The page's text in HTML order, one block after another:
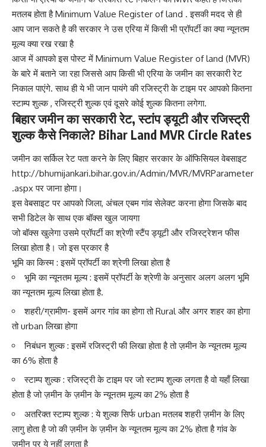
मतलब होता है Minimum Value Register of land . इसकी मदद से ही
आप जान सकते है की सरकार ने उस एरिया में किसी भी प्रॉपर्टी का क्या न्यूनतम
मूल्य क्या रख रखा है
आज में आपको इस पोस्ट में Minimum Value Register of land (MVR)
के बारे में बताने जा रहा जिससे आप किसी भी एरिया के जमीन का सरकारी रेट
निकाल पाएंगे. साथ ही ये भी जान पायंगे की रजिस्ट्री के टाइम पर आपको कितना
स्टाम्प शुल्क , रजिस्ट्री शुल्क एवं दूसरे कोई शुल्क कितना लगेगा.
बिहार जमीन का सरकारी रेट, स्टांप ड्यूटी और रजिस्ट्री
शुल्क कैसे निकाले? Bihar Land MVR Circle Rates
जमीन का सर्किल रेट पता करने के लिए बिहार सरकार के ऑफिसियल वेबसाइट
http://bhumijankari.bihar.gov.in/Admin/MVR/MVRParameter
.aspxपर जाना होगा।
इस वेबसाइट पर आपको जिला, अंचल एबम गांव सेलेक्ट करना होगा जिसके बाद
सभी डिटेल के साथ एक बॉक्स खुल जायगा
जो बॉक्स खुलेगा उसमे प्रॉपर्टी का श्रेणी स्टैंप ड्यूटी और रजिस्ट्रेशन फीस
लिखा होता है। जो इस प्रकार है
भूमि का किस्म : इसमें प्रॉपर्टी का श्रेणी लिखा होता है
भूमि का न्यूनतम मूल्य : इसमें प्रॉपर्टी के श्रेणी के अनुसार अलग अलग भूमि
का न्यूनतम मूल्य लिखा होता है.
शहरी/ग्रामीण- इसमें अगर गांव का होगा तो Rural और अगर शहर का होगा
तो urban लिखा होगा
निबंधन शुल्क : इसमें रजिस्ट्री फी लिखा होता है तो ज़मीन के न्यूनतम मूल्य
का 6% होता है
स्टाम्प शुल्क : रजिस्ट्री के टाइम पर जो स्टाम्प शुल्क लगता है वो यहाँ लिखा
होता है जो ज़मीन के ज़मीन के न्यूनतम मूल्य का 2% होता है
अतरिक्त स्टाम्प शुल्क : ये शुल्क सिर्फ urban मतलब शहरी ज़मीन के लिए
लागु होता है जो की ज़मीन के ज़मीन के न्यूनतम मूल्य का 2% होता है गांव के
ज़मीन पर ये नहीं लगता है